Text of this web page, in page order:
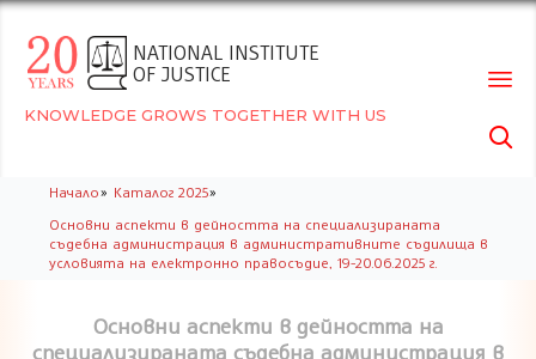
NATIONAL INSTITUTE
OF JUSTICE
KNOWLEDGE GROWS TOGETHER WITH US

Начало» Каталог 2025»
Основни аспекти в дейността на специализираната
съдебна администрация в административните съдилища в
условията на електронно правосъдие, 19-20.06.2025 г.
Основни аспекти в дейността на
специализираната съдебна администрация в